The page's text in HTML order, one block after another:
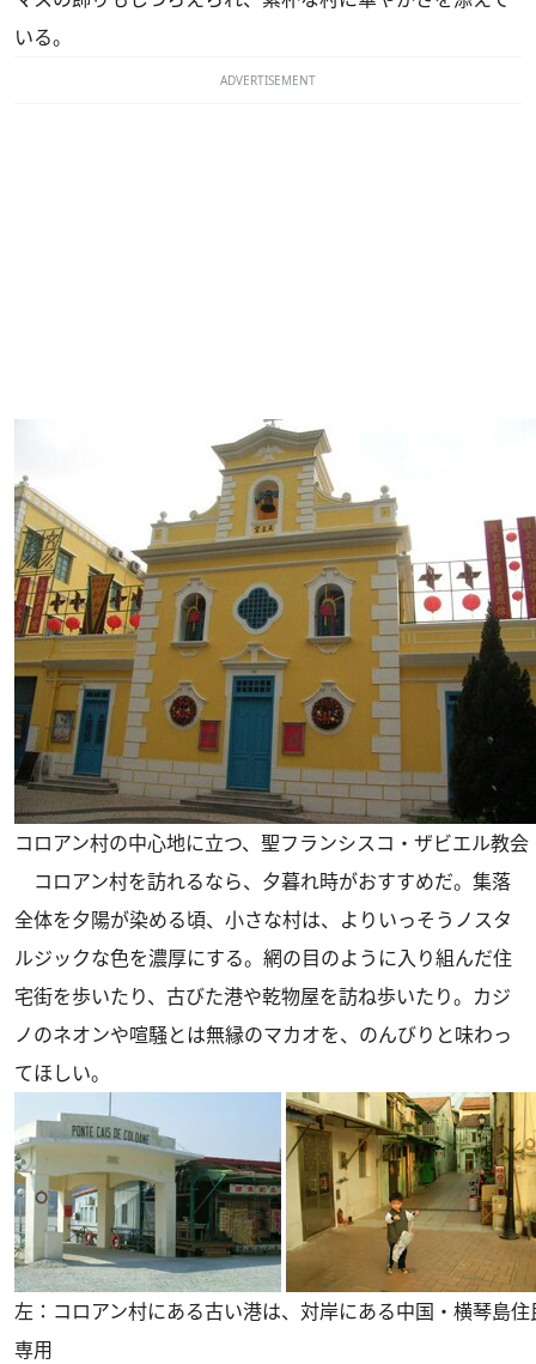
いる。
ADVERTISEMENT
コロアン村の中心地に立つ、聖フランシスコ・ザビエル教会
コロアン村を訪れるなら、夕暮れ時がおすすめだ。集落
全体を夕陽が染める頃、小さな村は、よりいっそうノスタ
ルジックな色を濃厚にする。網の目のように入り組んだ住
宅街を歩いたり、古びた港や乾物屋を訪ね歩いたり。カジ
ノのネオンや喧騒とは無縁のマカオを、のんびりと味わっ
てほしい。
左：コロアン村にある古い港は、対岸にある中国・横琴島住
専用